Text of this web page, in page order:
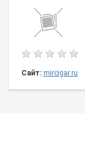
Сайт: mircigar.ru